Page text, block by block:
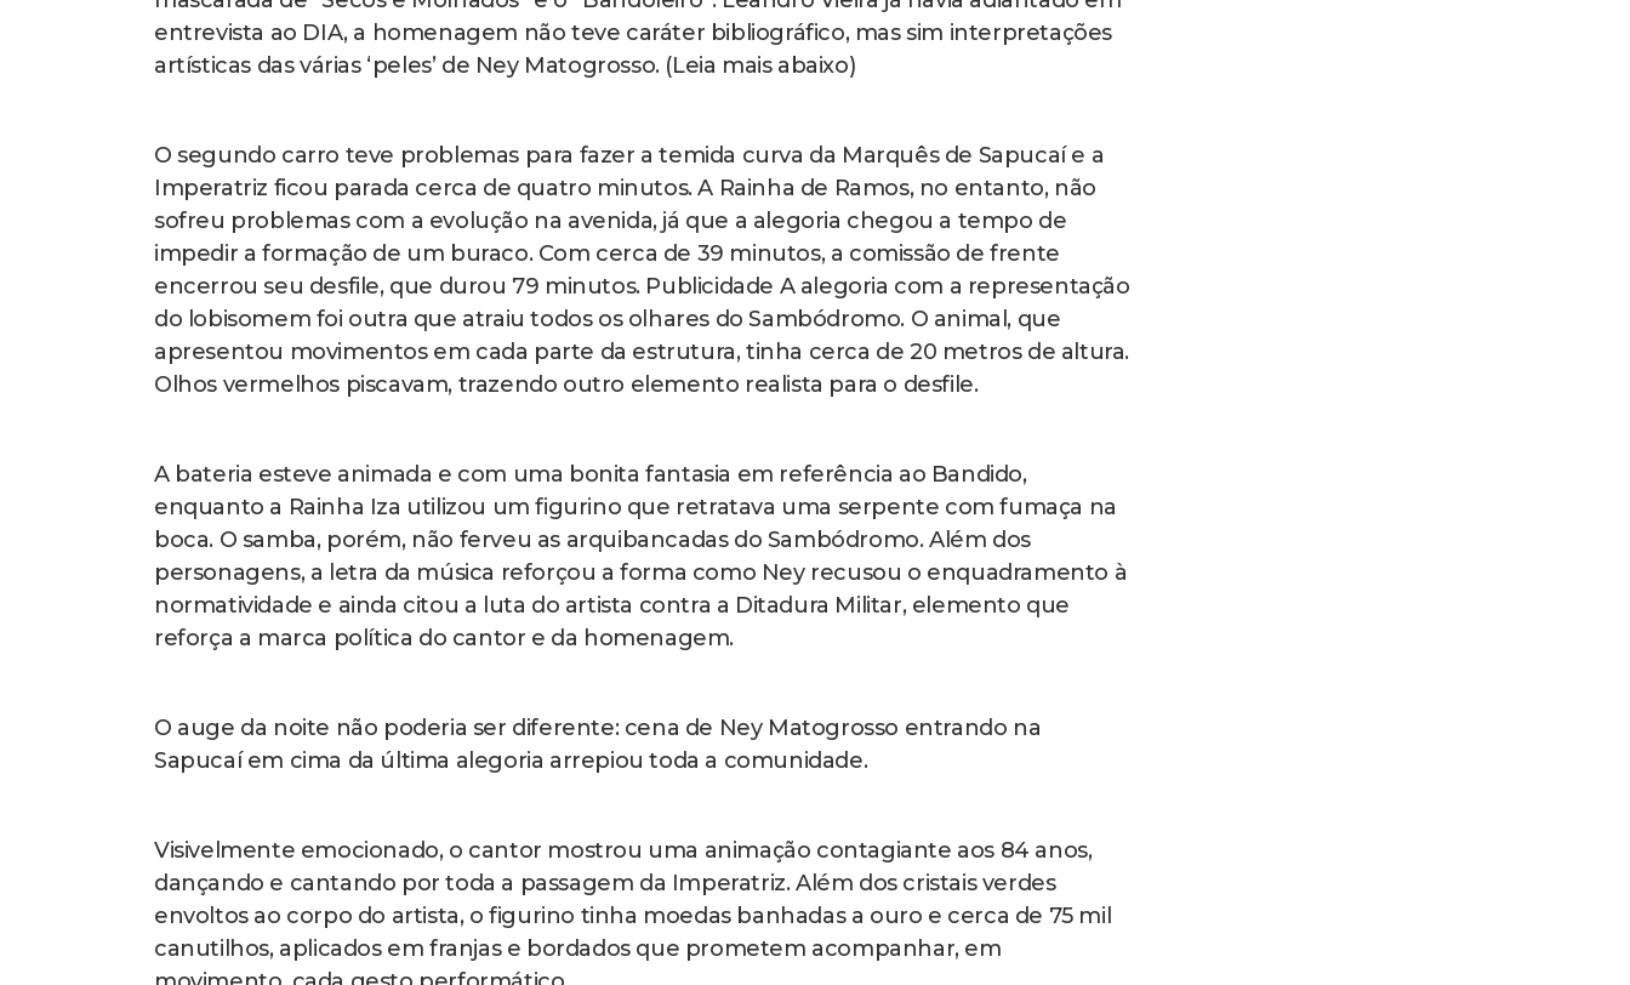
entrevista ao DIA, a homenagem não teve caráter bibliográfico, mas sim interpretações
artísticas das várias ‘peles’ de Ney Matogrosso. (Leia mais abaixo)
O segundo carro teve problemas para fazer a temida curva da Marquês de Sapucaí e a
Imperatriz ficou parada cerca de quatro minutos. A Rainha de Ramos, no entanto, não
sofreu problemas com a evolução na avenida, já que a alegoria chegou a tempo de
impedir a formação de um buraco. Com cerca de 39 minutos, a comissão de frente
encerrou seu desfile, que durou 79 minutos. Publicidade A alegoria com a representação
do lobisomem foi outra que atraiu todos os olhares do Sambódromo. O animal, que
apresentou movimentos em cada parte da estrutura, tinha cerca de 20 metros de altura.
Olhos vermelhos piscavam, trazendo outro elemento realista para o desfile.
A bateria esteve animada e com uma bonita fantasia em referência ao Bandido,
enquanto a Rainha Iza utilizou um figurino que retratava uma serpente com fumaça na
boca. O samba, porém, não ferveu as arquibancadas do Sambódromo. Além dos
personagens, a letra da música reforçou a forma como Ney recusou o enquadramento à
normatividade e ainda citou a luta do artista contra a Ditadura Militar, elemento que
reforça a marca política do cantor e da homenagem.
O auge da noite não poderia ser diferente: cena de Ney Matogrosso entrando na
Sapucaí em cima da última alegoria arrepiou toda a comunidade.
Visivelmente emocionado, o cantor mostrou uma animação contagiante aos 84 anos,
dançando e cantando por toda a passagem da Imperatriz. Além dos cristais verdes
envoltos ao corpo do artista, o figurino tinha moedas banhadas a ouro e cerca de 75 mil
canutilhos, aplicados em franjas e bordados que prometem acompanhar, em